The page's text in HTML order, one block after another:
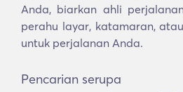
Anda, biarkan ahli
perahu layar, katamaran,
untuk perjalanan Anda.
Pencarian serupa